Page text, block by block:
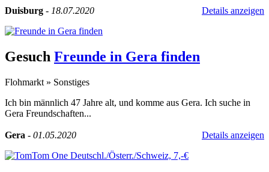
Duisburg - 18.07.2020 Details anzeigen
Gesuch Freunde in Gera finden
Flohmarkt » Sonstiges
Ich bin männlich 47 Jahre alt, und komme aus Gera. Ich suche in
Gera Freundschaften...
Gera - 01.05.2020 Details anzeigen